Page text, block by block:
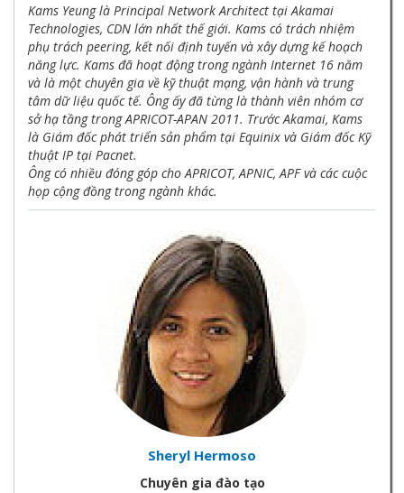
Kams Yeung là Principal Network Architect tại Akamai
Technologies, CDN lớn nhất thế giới. Kams có trách nhiệm
phụ trách peering, kết nối định tuyến và xây dựng kế hoạch
năng lực. Kams đã hoạt động trong ngành Internet 16 năm
và là một chuyên gia về kỹ thuật mạng, vận hành và trung
tâm dữ liệu quốc tế. Ông ấy đã từng là thành viên nhóm cơ
sở hạ tầng trong APRICOT-APAN 2011. Trước Akamai, Kams
là Giám đốc phát triển sản phẩm tại Equinix và Giám đốc Kỹ
thuật IP tại Pacnet.
Ông có nhiều đóng góp cho APRICOT, APNIC, APF và các cuộc
họp cộng đồng trong ngành khác.
Sheryl Hermoso
Chuyên gia đào tạo